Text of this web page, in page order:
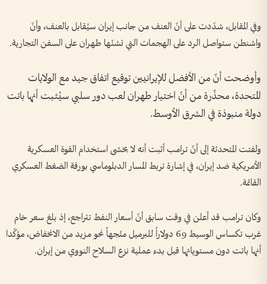
وفي المقابل، شدّدت على أنّ العنف من جانب إيران سيُقابل بالعنف، وأنّ
واشنطن ستواصل الرد على الهجمات التي تشنّها طهران على السفن التجارية.
وأوضحت أنّ من الأفضل للإيرانيين توقيع اتفاق جيد مع الولايات
المتحدة، محذّرة من أنّ اختيار طهران لعب دور سلبي سيُثبت أنها باتت
دولة منبوذة في الشرق الأوسط.
ولفتت المتحدثة إلى أنّ ترامب أثبت أنه لا يخشى استخدام القوة العسكرية
الأمريكية ضد إيران، في إشارة تربط المسار الدبلوماسي بورقة الضغط العسكري
القائمة.
وكان ترامب قد أعلن في وقت سابق أنّ أسعار النفط تتراجع، إذ بلغ سعر خام
غرب تكساس الوسيط 69 دولاراً للبرميل متّجهاً نحو مزيد من الانخفاض، مؤكّدا
أنها باتت دون مستوياتها قبل بدء عملية نزع السلاح النووي من إيران.